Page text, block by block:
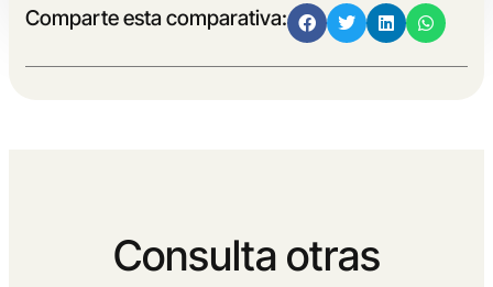
Comparte esta comparativa:
Consulta otras